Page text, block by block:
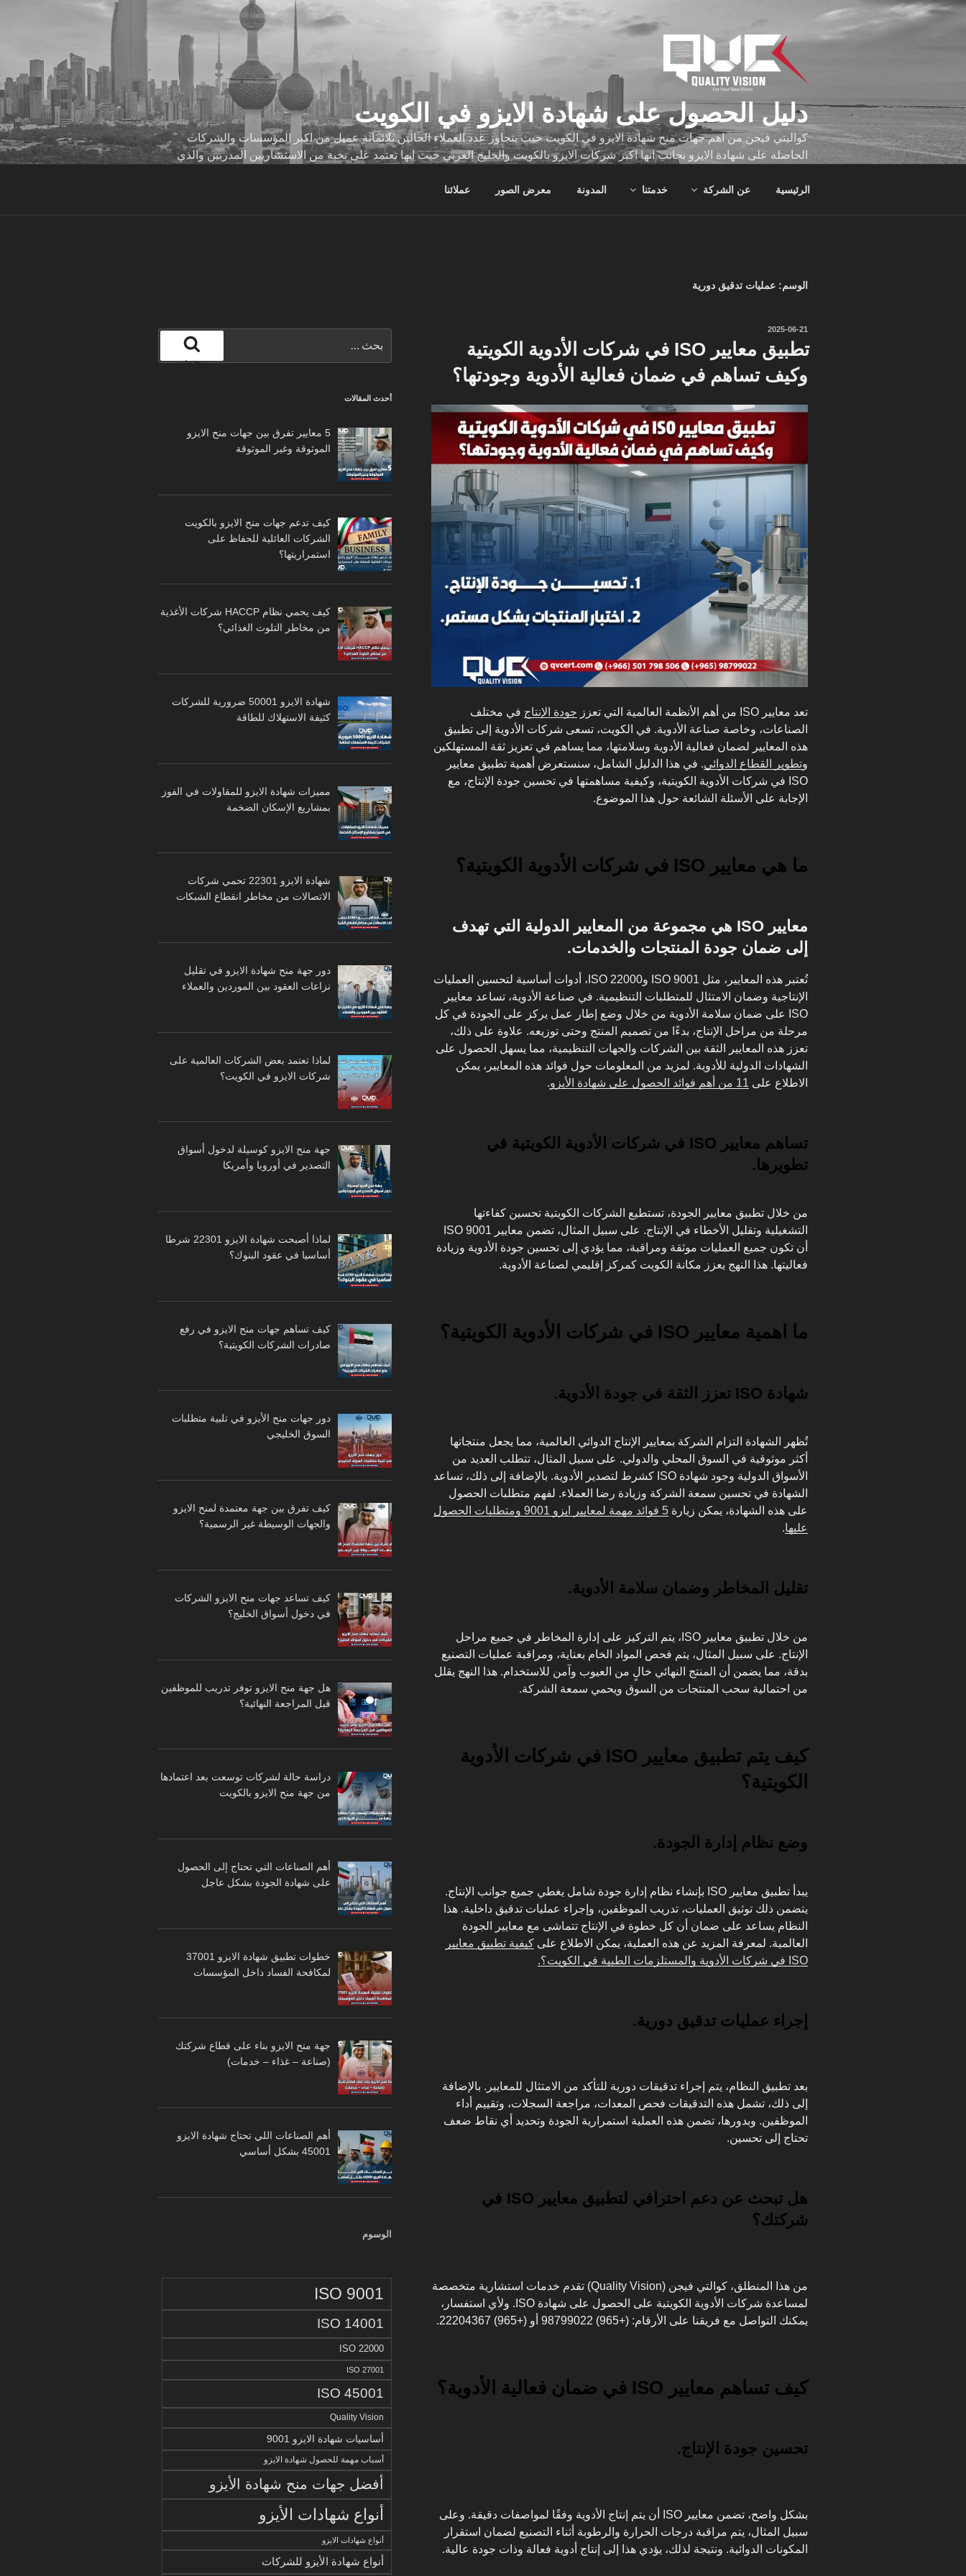
التجاوز
دليل الحصول على شهادة الايزو في الكويت
كواليتي فيجن من اهم جهات منح شهادة الايزو في الكويت حيث يتجاوز عدد العملاء الحالين ثلاثمائة عميل من اكبر المؤسسات والشركات
الحاصله على شهادة الايزو بجانب انها اكبر شركات الايزو بالكويت والخليج العربي حيث انها تعتمد على نخبة من الاستشاريين المدربين والذي
الرئيسية عن الشركة خدمتنا المدونة معرض الصور عملائنا
الوسم: عمليات تدقيق دورية
نُشر
2025-06-21
تطبيق معايير ISO في شركات الأدوية الكويتية
وكيف تساهم في ضمان فعالية الأدوية وجودتها؟
تعد معايير ISO من أهم الأنظمة العالمية التي تعزز جودة الإنتاج في مختلف
الصناعات، وخاصة صناعة الأدوية. في الكويت، تسعى شركات الأدوية إلى تطبيق
هذه المعايير لضمان فعالية الأدوية وسلامتها، مما يساهم في تعزيز ثقة المستهلكين
وتطوير القطاع الدوائي. في هذا الدليل الشامل، سنستعرض أهمية تطبيق معايير
ISO في شركات الأدوية الكويتية، وكيفية مساهمتها في تحسين جودة الإنتاج، مع
الإجابة على الأسئلة الشائعة حول هذا الموضوع.
ما هي معايير ISO في شركات الأدوية الكويتية؟
معايير ISO هي مجموعة من المعايير الدولية التي تهدف
إلى ضمان جودة المنتجات والخدمات.
تُعتبر هذه المعايير، مثل ISO 9001 وISO 22000، أدوات أساسية لتحسين العمليات
الإنتاجية وضمان الامتثال للمتطلبات التنظيمية. في صناعة الأدوية، تساعد معايير
ISO على ضمان سلامة الأدوية من خلال وضع إطار عمل يركز على الجودة في كل
مرحلة من مراحل الإنتاج، بدءًا من تصميم المنتج وحتى توزيعه. علاوة على ذلك،
تعزز هذه المعايير الثقة بين الشركات والجهات التنظيمية، مما يسهل الحصول على
الشهادات الدولية للأدوية. لمزيد من المعلومات حول فوائد هذه المعايير، يمكن
الاطلاع على 11 من أهم فوائد الحصول على شهادة الأيزو .
تساهم معايير ISO في شركات الأدوية الكويتية في
تطويرها.
من خلال تطبيق معايير الجودة، تستطيع الشركات الكويتية تحسين كفاءتها
التشغيلية وتقليل الأخطاء في الإنتاج. على سبيل المثال، تضمن معايير ISO 9001
أن تكون جميع العمليات موثقة ومراقبة، مما يؤدي إلى تحسين جودة الأدوية وزيادة
فعاليتها. هذا النهج يعزز مكانة الكويت كمركز إقليمي لصناعة الأدوية.
ما اهمية معايير ISO في شركات الأدوية الكويتية؟
شهادة ISO تعزز الثقة في جودة الأدوية.
تُظهر الشهادة التزام الشركة بمعايير الإنتاج الدوائي العالمية، مما يجعل منتجاتها
أكثر موثوقية في السوق المحلي والدولي. على سبيل المثال، تتطلب العديد من
الأسواق الدولية وجود شهادة ISO كشرط لتصدير الأدوية. بالإضافة إلى ذلك، تساعد
الشهادة في تحسين سمعة الشركة وزيادة رضا العملاء. لفهم متطلبات الحصول
على هذه الشهادة، يمكن زيارة
5 فوائد مهمة لمعايير ايزو 9001 ومتطلبات الحصول
عليها.
تقليل المخاطر وضمان سلامة الأدوية.
من خلال تطبيق معايير ISO، يتم التركيز على إدارة المخاطر في جميع مراحل
الإنتاج. على سبيل المثال، يتم فحص المواد الخام بعناية، ومراقبة عمليات التصنيع
بدقة، مما يضمن أن المنتج النهائي خالٍ من العيوب وآمن للاستخدام. هذا النهج يقلل
من احتمالية سحب المنتجات من السوق ويحمي سمعة الشركة.
كيف يتم تطبيق معايير ISO في شركات الأدوية
الكويتية؟
وضع نظام إدارة الجودة.
يبدأ تطبيق معايير ISO بإنشاء نظام إدارة جودة شامل يغطي جميع جوانب الإنتاج.
يتضمن ذلك توثيق العمليات، تدريب الموظفين، وإجراء عمليات تدقيق داخلية. هذا
النظام يساعد على ضمان أن كل خطوة في الإنتاج تتماشى مع معايير الجودة
العالمية. لمعرفة المزيد عن هذه العملية، يمكن الاطلاع على كيفية تطبيق معايير
ISO في شركات الأدوية والمستلزمات الطبية في الكويت؟.
إجراء عمليات تدقيق دورية.
بعد تطبيق النظام، يتم إجراء تدقيقات دورية للتأكد من الامتثال للمعايير. بالإضافة
إلى ذلك، تشمل هذه التدقيقات فحص المعدات، مراجعة السجلات، وتقييم أداء
الموظفين. وبدورها، تضمن هذه العملية استمرارية الجودة وتحديد أي نقاط ضعف
تحتاج إلى تحسين.
هل تبحث عن دعم احترافي لتطبيق معايير ISO في
شركتك؟
من هذا المنطلق، كوالتي فيجن (Quality Vision) تقدم خدمات استشارية متخصصة
لمساعدة شركات الأدوية الكويتية على الحصول على شهادة ISO. ولأي استفسار،
يمكنك التواصل مع فريقنا على الأرقام: (+965) 98799022 أو (+965) 22204367.
كيف تساهم معايير ISO في ضمان فعالية الأدوية؟
تحسين جودة الإنتاج.
بشكل واضح، تضمن معايير ISO أن يتم إنتاج الأدوية وفقًا لمواصفات دقيقة. وعلى
سبيل المثال، يتم مراقبة درجات الحرارة والرطوبة أثناء التصنيع لضمان استقرار
المكونات الدوائية. ونتيجة لذلك، يؤدي هذا إلى إنتاج أدوية فعالة وذات جودة عالية.
عن:
بحث
أحدث المقالات
5 معايير تفرق بين جهات منح الايزو
الموثوقة وغير الموثوقة
كيف تدعم جهات منح الايزو بالكويت
الشركات العائلية للحفاظ على
استمراريتها؟
كيف يحمي نظام HACCP شركات الأغذية
من مخاطر التلوث الغذائي؟
شهادة الايزو 50001 ضرورية للشركات
كثيفة الاستهلاك للطاقة
مميزات شهادة الايزو للمقاولات في الفوز
بمشاريع الإسكان الضخمة
شهادة الايزو 22301 تحمي شركات
الاتصالات من مخاطر انقطاع الشبكات
دور جهة منح شهادة الايزو في تقليل
نزاعات العقود بين الموردين والعملاء
لماذا تعتمد بعض الشركات العالمية على
شركات الايزو في الكويت؟
جهة منح الايزو كوسيلة لدخول أسواق
التصدير في أوروبا وأمريكا
لماذا أصبحت شهادة الايزو 22301 شرطا
أساسيا في عقود البنوك؟
كيف تساهم جهات منح الايزو في رفع
صادرات الشركات الكويتية؟
دور جهات منح الأيزو في تلبية متطلبات
السوق الخليجي
كيف تفرق بين جهة معتمدة لمنح الايزو
والجهات الوسيطة غير الرسمية؟
كيف تساعد جهات منح الايزو الشركات
في دخول أسواق الخليج؟
هل جهة منح الايزو توفر تدريب للموظفين
قبل المراجعة النهائية؟
دراسة حالة لشركات توسعت بعد اعتمادها
من جهة منح الايزو بالكويت
أهم الصناعات التي تحتاج إلى الحصول
على شهادة الجودة بشكل عاجل
خطوات تطبيق شهادة الايزو 37001
لمكافحة الفساد داخل المؤسسات
جهة منح الايزو بناء على قطاع شركتك
(صناعة – غذاء – خدمات)
أهم الصناعات اللي تحتاج شهادة الايزو
45001 بشكل أساسي
الوسوم
ISO 9001
ISO 14001
ISO 22000
ISO 27001
ISO 45001
Quality Vision
أساسيات شهادة الايزو 9001
أسباب مهمة للحصول شهادة الايزو
أفضل جهات منح شهادة الأيزو
أنواع شهادات الأيزو
أنواع شهادات الايزو
أنواع شهادة الأيزو للشركات